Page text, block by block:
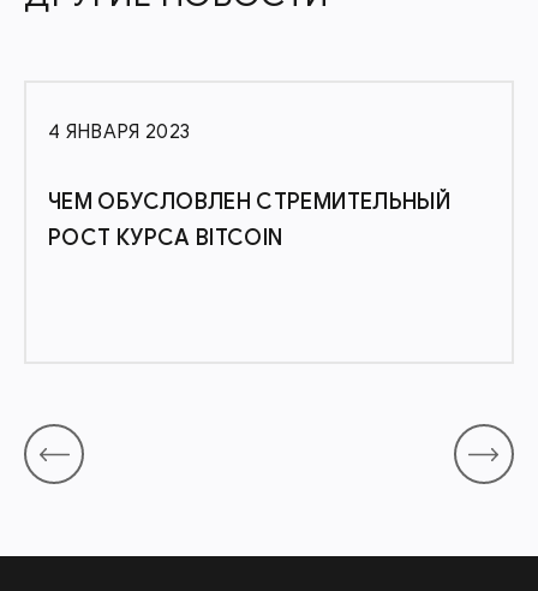
4 ЯНВАРЯ 2023
ЧЕМ ОБУСЛОВЛЕН СТРЕМИТЕЛЬНЫЙ
РОСТ КУРСА BITCOIN